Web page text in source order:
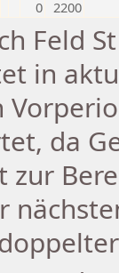
0 2200
Feld
in
da
zur